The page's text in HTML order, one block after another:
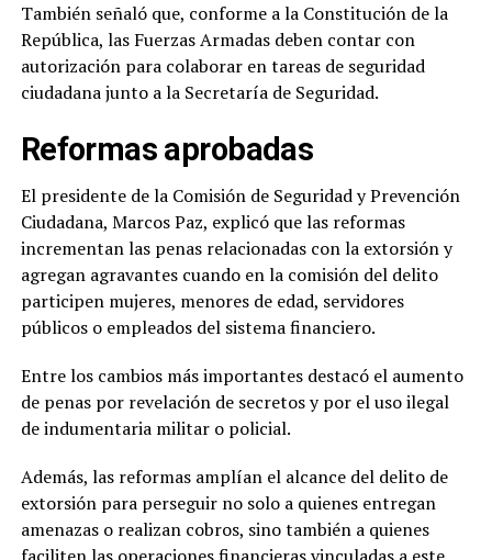
También señaló que, conforme a la Constitución de la
República, las Fuerzas Armadas deben contar con
autorización para colaborar en tareas de seguridad
ciudadana junto a la Secretaría de Seguridad.
Reformas aprobadas
El presidente de la Comisión de Seguridad y Prevención
Ciudadana, Marcos Paz, explicó que las reformas
incrementan las penas relacionadas con la extorsión y
agregan agravantes cuando en la comisión del delito
participen mujeres, menores de edad, servidores
públicos o empleados del sistema financiero.
Entre los cambios más importantes destacó el aumento
de penas por revelación de secretos y por el uso ilegal
de indumentaria militar o policial.
Además, las reformas amplían el alcance del delito de
extorsión para perseguir no solo a quienes entregan
amenazas o realizan cobros, sino también a quienes